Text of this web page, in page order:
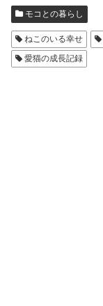
モコとの暮らし
ねこのいる幸せ
愛猫の成長記録